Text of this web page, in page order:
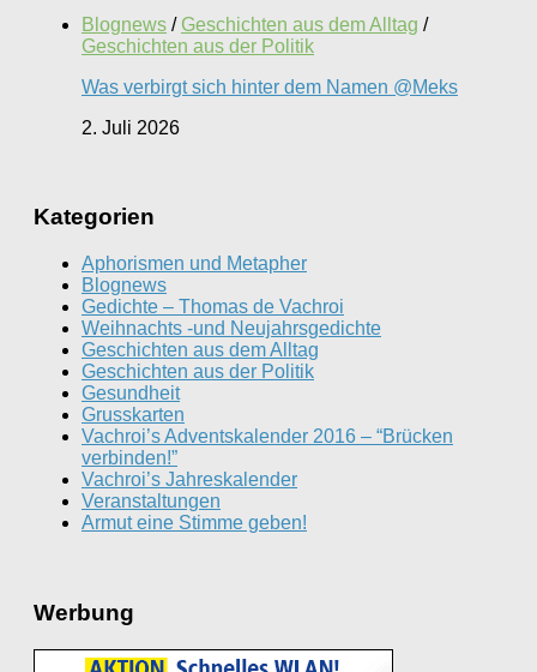
Blognews / Geschichten aus dem Alltag /
Geschichten aus der Politik
Was verbirgt sich hinter dem Namen @Meks
2. Juli 2026
Kategorien
Aphorismen und Metapher
Blognews
Gedichte – Thomas de Vachroi
Weihnachts -und Neujahrsgedichte
Geschichten aus dem Alltag
Geschichten aus der Politik
Gesundheit
Grusskarten
Vachroi’s Adventskalender 2016 – “Brücken
verbinden!”
Vachroi’s Jahreskalender
Veranstaltungen
Armut eine Stimme geben!
Werbung